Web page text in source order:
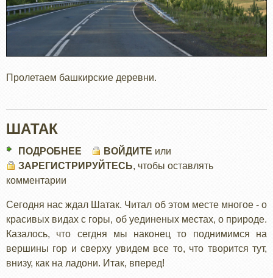
Пролетаем башкирские деревни.
ШАТАК
ПОДРОБНЕЕ
ШАТАК
ВОЙДИТЕ или
ЗАРЕГИСТРИРУЙТЕСЬ, чтобы оставлять
комментарии
Сегодня нас ждал Шатак. Читал об этом месте многое - о
красивых видах с горы, об уединеных местах, о природе.
Казалось, что сегдня мы наконец то поднимимся на
вершины гор и сверху увидем все то, что творится тут,
внизу, как на ладони. Итак, вперед!